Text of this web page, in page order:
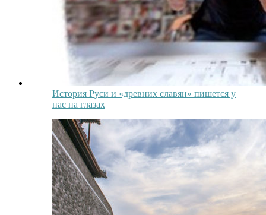
История Руси и «древних славян» пишется у
нас на глазах